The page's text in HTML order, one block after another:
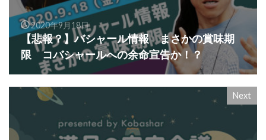
2020年9月18日
【悲報？】バシャール情報 まさかの賞味期
限 コバシャールへの余命宣告か！？
Next